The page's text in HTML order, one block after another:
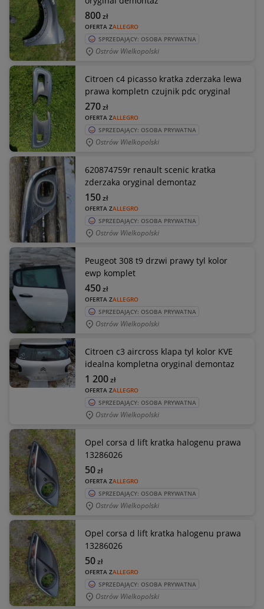
OFERTA ZALLEGRO
800zł
SPRZEDAJĄCY: OSOBA PRYWATNA
Ostrów Wielkopolski
Citroen c4 picasso kratka zderzaka lewa
prawa kompletn czujnik pdc oryginal
OFERTA ZALLEGRO
270zł
SPRZEDAJĄCY: OSOBA PRYWATNA
Ostrów Wielkopolski
620874759r renault scenic kratka
zderzaka oryginal demontaz
OFERTA ZALLEGRO
150zł
SPRZEDAJĄCY: OSOBA PRYWATNA
Ostrów Wielkopolski
Peugeot 308 t9 drzwi prawy tyl kolor
ewp komplet
OFERTA ZALLEGRO
450zł
SPRZEDAJĄCY: OSOBA PRYWATNA
Ostrów Wielkopolski
Citroen c3 aircross klapa tyl kolor KVE
idealna kompletna oryginal demontaz
OFERTA ZALLEGRO
1 200zł
SPRZEDAJĄCY: OSOBA PRYWATNA
Ostrów Wielkopolski
Opel corsa d lift kratka halogenu prawa
13286026
OFERTA ZALLEGRO
50zł
SPRZEDAJĄCY: OSOBA PRYWATNA
Ostrów Wielkopolski
Opel corsa d lift kratka halogenu prawa
13286026
OFERTA ZALLEGRO
50zł
SPRZEDAJĄCY: OSOBA PRYWATNA
Ostrów Wielkopolski